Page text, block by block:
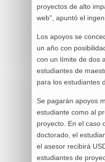
proyectos de alto
web", apuntó el
Los apoyos se
un año con
con un límite de dos
estudiantes de
para los estudiantes
Se pagarán apoyos
estudiante como al
proyecto. En el caso
doctorado, el
el asesor recibirá
estudiantes de